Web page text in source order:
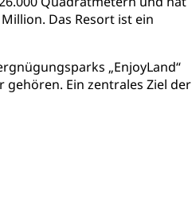
Das Resort ist ein
„EnjoyLand“
gehören. Ein zentrales Ziel der